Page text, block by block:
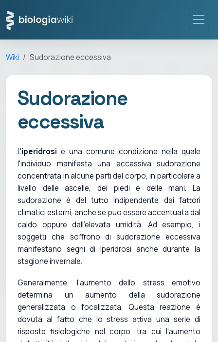
Wiki Sudorazione eccessiva
Sudorazione
eccessiva
L'iperidrosi è una comune condizione nella quale
l'individuo manifesta una eccessiva sudorazione
concentrata in alcune parti del corpo, in particolare a
livello delle ascelle, dei piedi e delle mani. La
sudorazione è del tutto indipendente dai fattori
climatici esterni, anche se può essere accentuata dal
caldo oppure dall'elevata umidità. Ad esempio, i
soggetti che soffrono di sudorazione eccessiva
manifestano segni di iperidrosi anche durante la
stagione invernale.
Generalmente, l'aumento dello stress emotivo
determina un aumento della sudorazione
generalizzata o focalizzata. Questa reazione è
dovuta al fatto che lo stress attiva una serie di
risposte fisiologiche nel corpo, tra cui l'aumento